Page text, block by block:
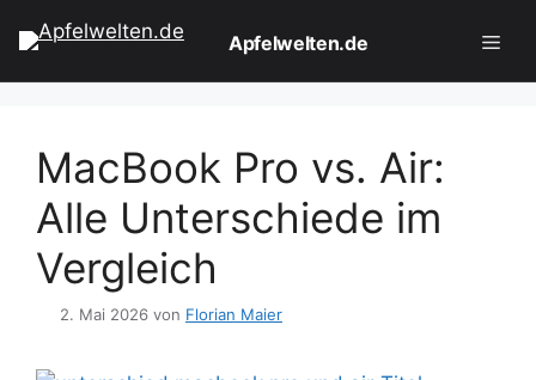
Inhalt
Apfelwelten.de
MacBook Pro vs. Air:
Alle Unterschiede im
Vergleich
2. Mai 2026 von Florian Maier